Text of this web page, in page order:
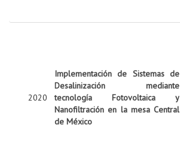
2020
Implementación de Sistemas de
Desalinización mediante
tecnología Fotovoltaica y
Nanofiltración en la mesa Central
de México